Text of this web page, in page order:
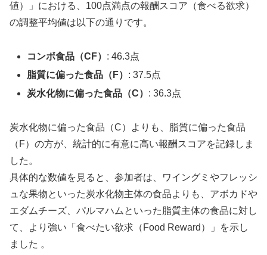
値）」における、100点満点の報酬スコア（食べる欲求）
の調整平均値は以下の通りです。
コンボ食品（CF） : 46.3点
脂質に偏った食品（F） : 37.5点
炭水化物に偏った食品（C） : 36.3点
炭水化物に偏った食品（C）よりも、脂質に偏った食品
（F）の方が、統計的に有意に高い報酬スコアを記録しま
した。
具体的な数値を見ると、参加者は、ワイングミやフレッシ
ュな果物といった炭水化物主体の食品よりも、アボカドや
エダムチーズ、パルマハムといった脂質主体の食品に対し
て、より強い「食べたい欲求（Food Reward）」を示し
ました 。